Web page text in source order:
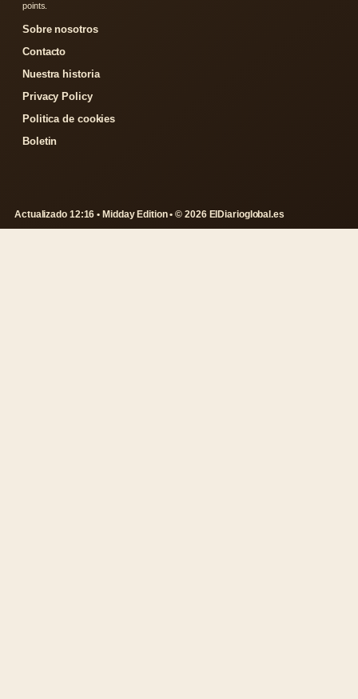
points.
Sobre nosotros
Contacto
Nuestra historia
Privacy Policy
Politica de cookies
Boletin
Actualizado 12:16 • Midday Edition • © 2026 ElDiarioglobal.es